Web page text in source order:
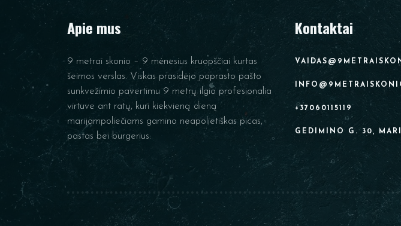
Apie mus
9 metrai skonio – 9 mėnesius kruopščiai kurtas
šeimos verslas. Viskas prasidėjo paprasto pašto
sunkvežimio pavertimu 9 metrų ilgio profesionalia
virtuve ant ratų, kuri kiekvieną dieną
marijampoliečiams gamino neapolietiškas picas,
pastas bei burgerius.
Kontaktai
+37060115119
GEDIMINO G. 30,